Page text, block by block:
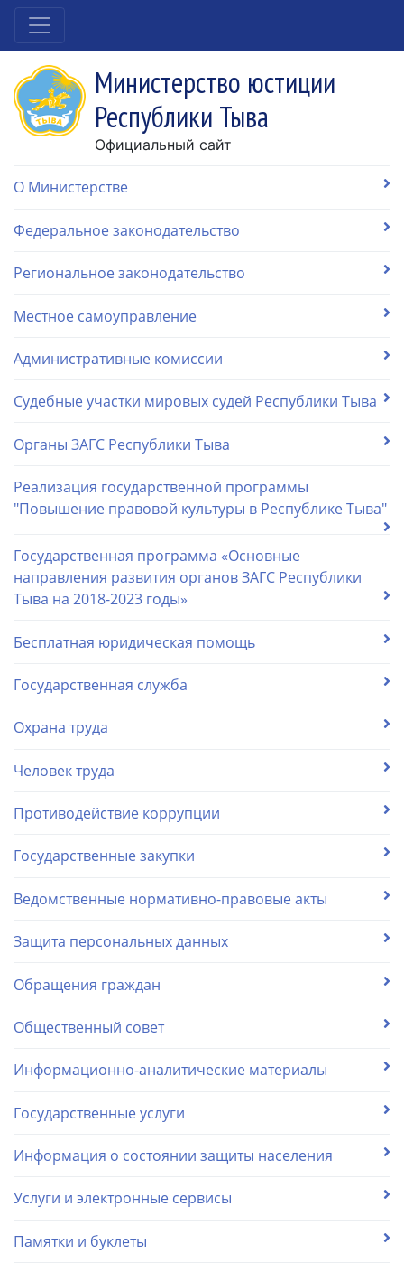
Министерство юстиции
Республики Тыва
Официальный сайт
О Министерстве
Федеральное законодательство
Региональное законодательство
Местное самоуправление
Административные комиссии
Судебные участки мировых судей Республики Тыва
Органы ЗАГС Республики Тыва
Реализация государственной программы
"Повышение правовой культуры в Республике Тыва"
Государственная программа «Основные
направления развития органов ЗАГС Республики
Тыва на 2018-2023 годы»
Бесплатная юридическая помощь
Государственная служба
Охрана труда
Человек труда
Противодействие коррупции
Государственные закупки
Ведомственные нормативно-правовые акты
Защита персональных данных
Обращения граждан
Общественный совет
Информационно-аналитические материалы
Государственные услуги
Информация о состоянии защиты населения
Услуги и электронные сервисы
Памятки и буклеты